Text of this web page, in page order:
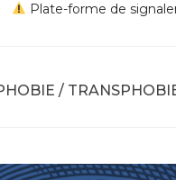
Plate-forme de
/